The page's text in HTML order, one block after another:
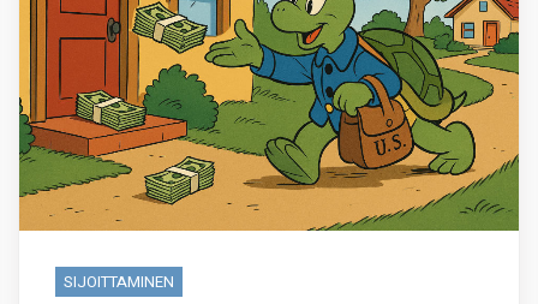
SIJOITTAMINEN